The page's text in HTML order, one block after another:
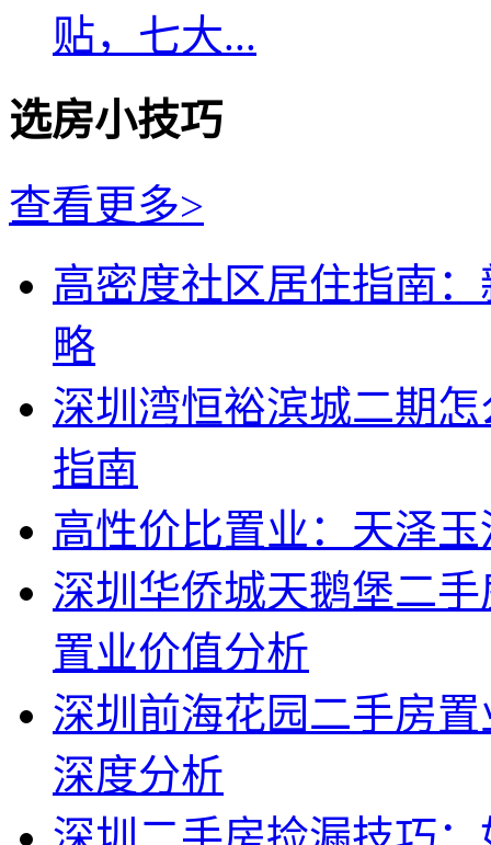
贴，七大...
选房小技巧
查看更多>
高密度社区居住指南
略
深圳湾恒裕滨城二期
指南
高性价比置业：天泽
深圳华侨城天鹅堡二
置业价值分析
深圳前海花园二手房
深度分析